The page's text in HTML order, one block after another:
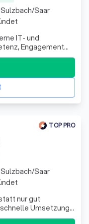
IT- und
Engagement
unterstützen wir
Projekte.
Ihnen jederzeit
Saar
TOP PRO
nur gut
Umsetzung
Saar